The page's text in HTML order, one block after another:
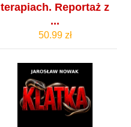
terapiach. Reportaż z
...
50.99 zł